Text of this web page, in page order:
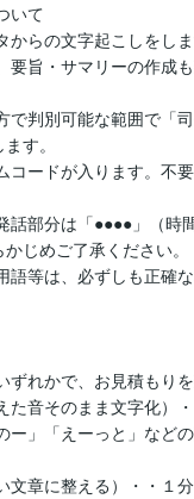
す。
じめご了承ください。